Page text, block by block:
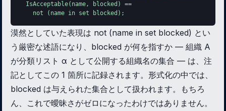
  IsAcceptable(name, blocked) ==
    not (name in set blocked);
漠然としていた表現は not (name in set blocked) とい
う厳密な述語になり、blocked が何を指すか — 組織 A
が分類リスト α として公開する組織名の集合 — は、注
記としてこの 1 箇所に記録されます。形式化の中では、
blocked は与えられた集合として扱われます。もちろ
ん、これで曖昧さがゼロになったわけではありません。